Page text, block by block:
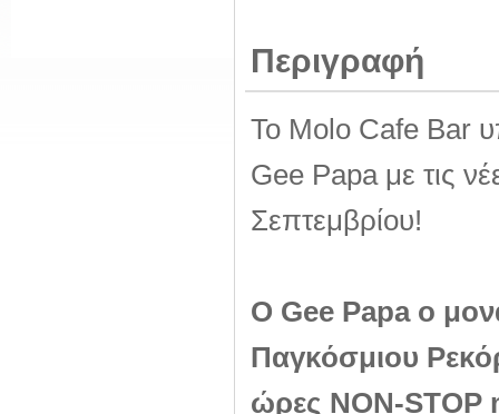
Περιγραφή
Το Molo Cafe Bar
Gee Papa με τις
Σεπτεμβρίου!
Ο Gee Papa ο
Παγκόσμιου
ώρες NON-STOP